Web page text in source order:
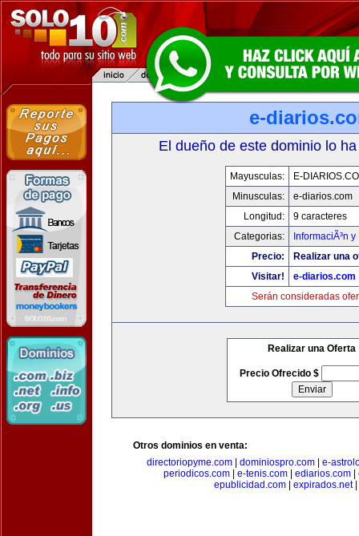
e-
El dueño de este dominio lo
Mayusculas:
E-
Minusculas:
e-diarios.com
Longitud:
9 caracteres
Categorias:
InformaciÃ³n
Precio:
Realizar una
Visitar!
e-diarios.com
Serán consideradas
Realizar una Oferta
Precio Ofrecido $
Otros dominios en venta:
directoriopyme.com| dominiospro.com| e-
periodicos.com| e-tenis.com| ediarios.com|
epublicidad.com
expirados.net|